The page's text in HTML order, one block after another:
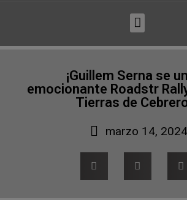
¡Guillem Serna se
emocionante Roadstr
Tierras de
marzo 14, 2024